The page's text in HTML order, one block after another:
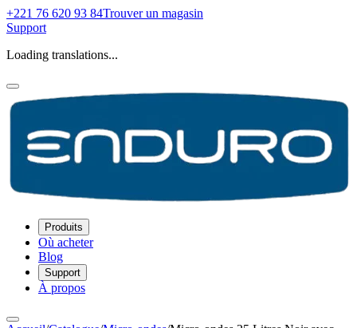
+221 76 620 93 84Trouver un magasin
Support
Loading translations...
Produits
Où acheter
Blog
Support
À propos